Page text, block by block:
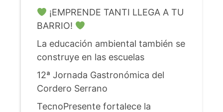
¡EMPRENDE TANTI LLEGA A TU
BARRIO!
La educación ambiental también se
construye en las escuelas
12ª Jornada Gastronómica del
Cordero Serrano
TecnoPresente fortalece la